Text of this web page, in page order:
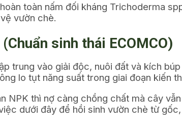
toàn nấm đối kháng Trichoderma
vườn chè.
sinh thái ECOMCO)
trung vào giải độc, nuôi đất và kích
lo tụt năng suất trong giai đoạn kiến
NPK thì nợ càng chồng chất mà cây
dưới đây để hồi sinh vườn chè từ